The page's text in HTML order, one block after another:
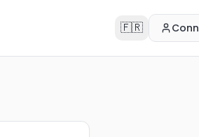
🇫🇷
selon vous de remporter la